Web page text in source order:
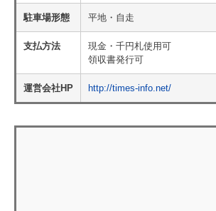
駐車場形態 平地・自走
支払方法
現金・千円札使用可
領収書発行可
運営会社HP http://times-info.net/